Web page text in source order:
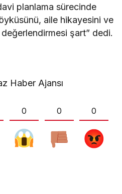
planlama sürecinde
aile hikayesini ve
şart” dedi.
Haber Ajansı
0 0 0